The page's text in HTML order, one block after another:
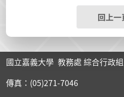
回上一
國立嘉義大學 教務處 綜合行政
傳真：(05)271-7046